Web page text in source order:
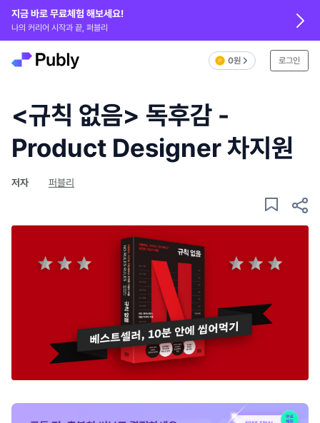
지금 바로 무료체험 해보세요!
나의 커리어 시작과 끝, 퍼블리
0원 로그인
<규칙 없음> 독후감 -
Product Designer 차지원
저자 퍼블리